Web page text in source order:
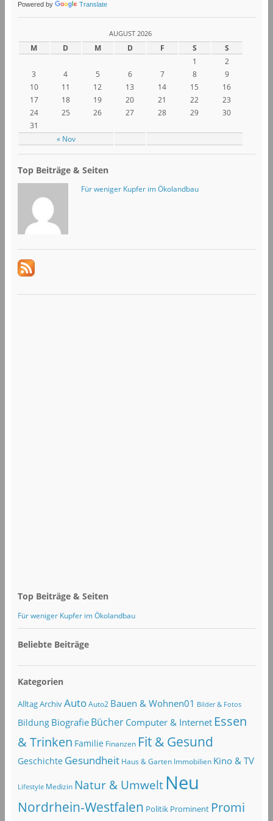
Powered by Translate
AUGUST 2026
M D M D F S S
« Nov
1
2
3
4 5 6 7 8
9
10
11 12 13 14 15
16
17
18 19 20 21 22
23
24
25 26 27 28 29
30
31
Top Beiträge & Seiten
Für weniger Kupfer im Ökolandbau
Top Beiträge & Seiten
Für weniger Kupfer im Ökolandbau
Beliebte Beiträge
Kategorien
AlltagArchivAuto Auto2 Bauen & Wohnen01 Bilder & Fotos
Bildung Biografie Bücher Computer & Internet Essen
& Trinken Familie Finanzen Fit & Gesund
Geschichte Gesundheit Haus & Garten Immobilien Kino & TV
Lifestyle Medizin Natur & Umwelt Neu
Nordrhein-Westfalen Politik Prominent Promi